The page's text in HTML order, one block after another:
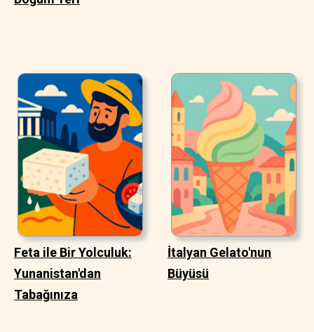
Feta ile Bir Yolculuk:
Yunanistan'dan
Tabağınıza
İtalyan Gelato'nun
Büyüsü